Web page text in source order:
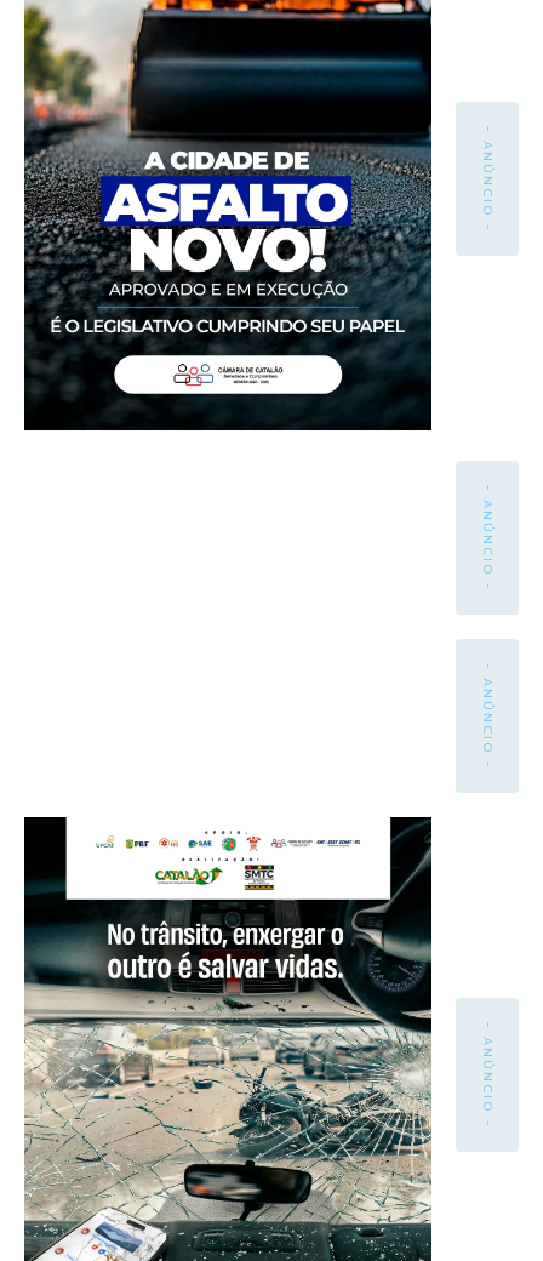
- ANÚNCIO -
- ANÚNCIO -
- ANÚNCIO -
- ANÚNCIO -